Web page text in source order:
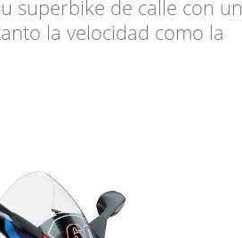
superbike de calle con un
la velocidad como la